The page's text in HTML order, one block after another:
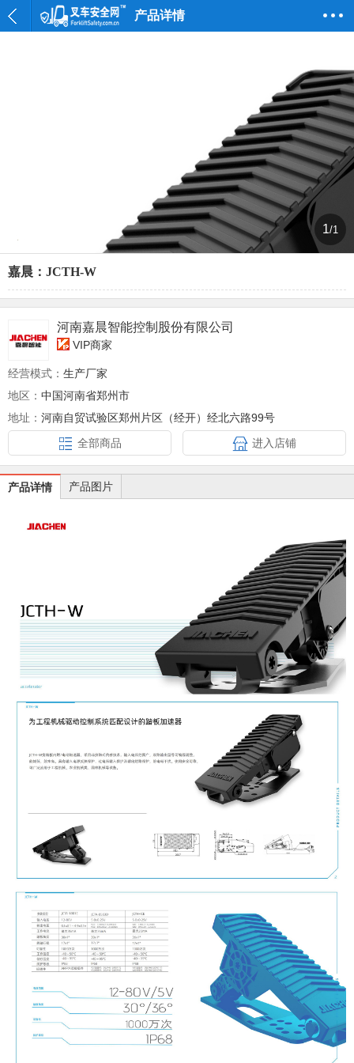
产品详情
1/1
嘉晨：JCTH-W
河南嘉晨智能控制股份有限公司
VIP商家
经营模式： 生产厂家
地区： 中国河南省郑州市
地址： 河南自贸试验区郑州片区（经开）经北六路99号
全部商品
进入店铺
产品详情 产品图片